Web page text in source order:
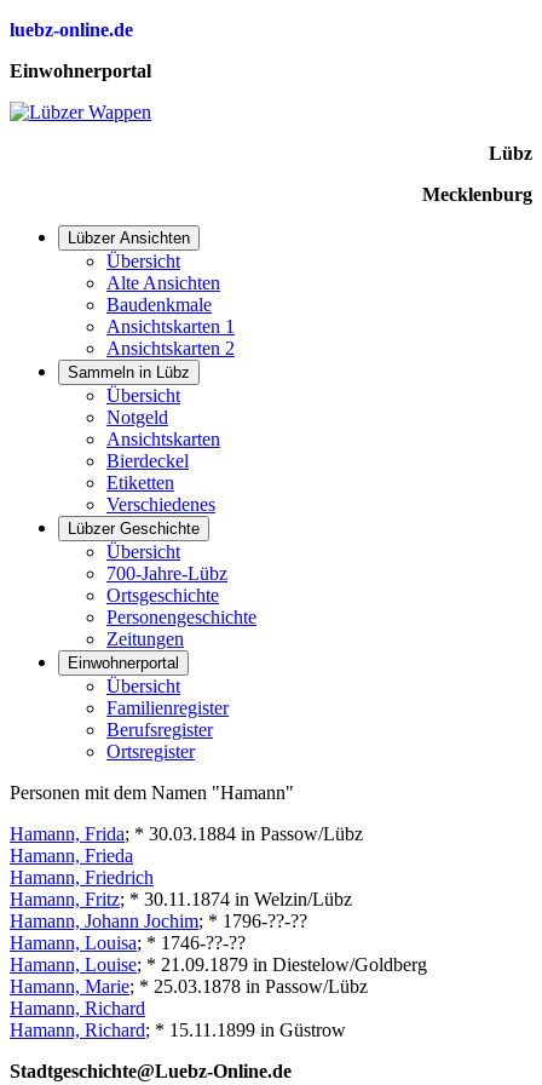
luebz-online.de
Einwohnerportal
Lübz
Mecklenburg
Lübzer Ansichten
Übersicht
Alte Ansichten
Baudenkmale
Ansichtskarten 1
Ansichtskarten 2
Sammeln in Lübz
Übersicht
Notgeld
Ansichtskarten
Bierdeckel
Etiketten
Verschiedenes
Lübzer Geschichte
Übersicht
700-Jahre-Lübz
Ortsgeschichte
Personengeschichte
Zeitungen
Einwohnerportal
Übersicht
Familienregister
Berufsregister
Ortsregister
Personen mit dem Namen "Hamann"
Hamann, Frida; * 30.03.1884 in Passow/Lübz
Hamann, Frieda
Hamann, Friedrich
Hamann, Fritz; * 30.11.1874 in Welzin/Lübz
Hamann, Johann Jochim; * 1796-??-??
Hamann, Louisa; * 1746-??-??
Hamann, Louise; * 21.09.1879 in Diestelow/Goldberg
Hamann, Marie; * 25.03.1878 in Passow/Lübz
Hamann, Richard
Hamann, Richard; * 15.11.1899 in Güstrow
Stadtgeschichte@Luebz-Online.de